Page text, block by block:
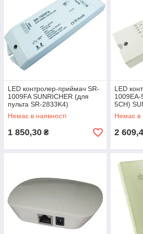
LED контролер-приймач SR-
1009FA SUNRICHER (для
пульта SR-2833K4)
Немає в наявності
1 850,30 ₴
LED
1009EA-
5CH)
Немає в
2